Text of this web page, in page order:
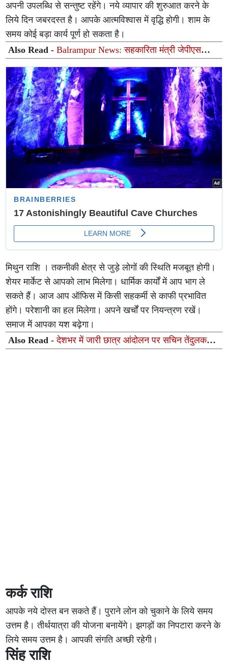
अपनी उपलब्धि से सन्तुष्ट रहेंगे। नये व्यापार की शुरुआत करने के
लिये दिन जबरदस्त है। आपके आत्मविश्वास में वृद्धि होगी। शाम के
समय कोई बड़ा कार्य पूर्ण हो सकता है।
Also Read -Balrampur News: सहकारिता मंत्री जेपीएस
राठौर का बलरामपुर सीमा पर भव्य स्वागत, भाजपाइयों में दिखा भारी
उत्साह
मिथुन राशि । तकनीकी क्षेत्र से जुड़े लोगों की स्थिति मजबूत होगी।
शेयर मार्केट से आपको लाभ मिलेगा। धार्मिक कार्यों में आप भाग ले
सकते हैं। आज आप ऑफिस में किसी सहकर्मी से काफी प्रभावित
होंगे। परेशानी का हल मिलेगा। अपने खर्चों पर नियन्त्रण रखें।
समाज में आपका यश बढ़ेगा।
Also Read -देशभर में जारी छात्र आंदोलन पर सचिन तेंदुलकर
का बड़ा बयान: दिवंगत पिता को याद कर दिया भावुक संदेश
कर्क राशि
आपके नये दोस्त बन सकते हैं। पुराने लोन को चुकाने के लिये समय
उत्तम है। तीर्थयात्रा की योजना बनायेंगे। झगड़ों का निपटारा करने के
लिये समय उत्तम है। आपकी संगति अच्छी रहेगी।
सिंह राशि